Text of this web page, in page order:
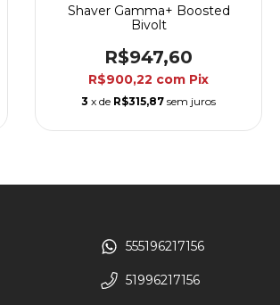
Shaver Gamma+ Boosted
Bivolt
R$947,60
R$900,22 com Pix
3 x de R$315,87 sem juros
555196217156
51996217156